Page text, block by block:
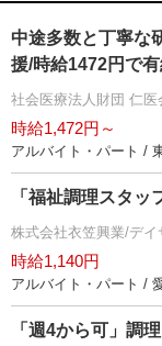
中途多数と丁寧な
援/時給1472円で有
社会医療法人財団 仁医
時給1,472円～
アルバイト・パート /
「福祉調理スタ
株式会社衣笠興業/デイ
時給1,140円
アルバイト・パート /
「週4から可」調